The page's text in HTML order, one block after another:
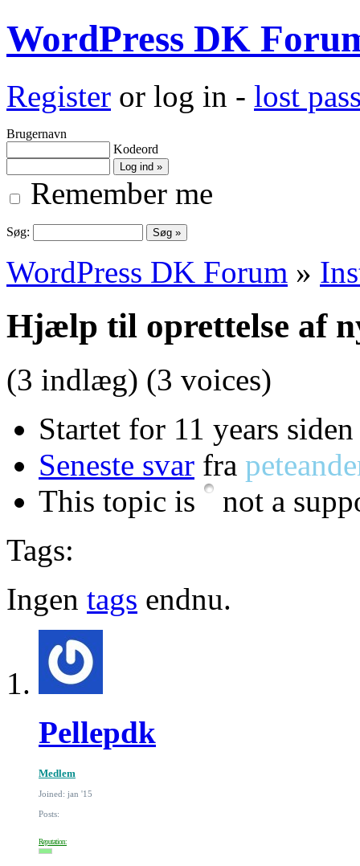
WordPress DK
Register or log in - lost
Brugernavn
Kodeord
Remember me
Søg:
WordPress DK Forum »
Hjælp til oprettelse af
(3 indlæg) (3 voices)
Startet for 11 years
Seneste svar fra
This topic is
not a
Tags:
Ingen tags endnu.
Pellepdk
Medlem
Joined: jan '15
Posts:
Reputation: